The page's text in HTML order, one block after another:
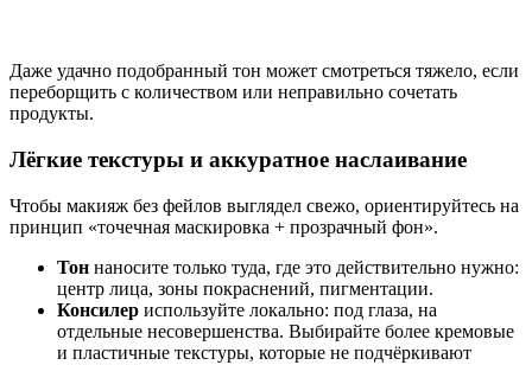
Даже удачно подобранный тон может смотреться тяжело, если
переборщить с количеством или неправильно сочетать
продукты.
Лёгкие текстуры и аккуратное наслаивание
Чтобы макияж без фейлов выглядел свежо, ориентируйтесь на
принцип «точечная маскировка + прозрачный фон».
Тон наносите только туда, где это действительно нужно:
центр лица, зоны покраснений, пигментации.
Консилер используйте локально: под глаза, на
отдельные несовершенства. Выбирайте более кремовые
и пластичные текстуры, которые не подчёркивают